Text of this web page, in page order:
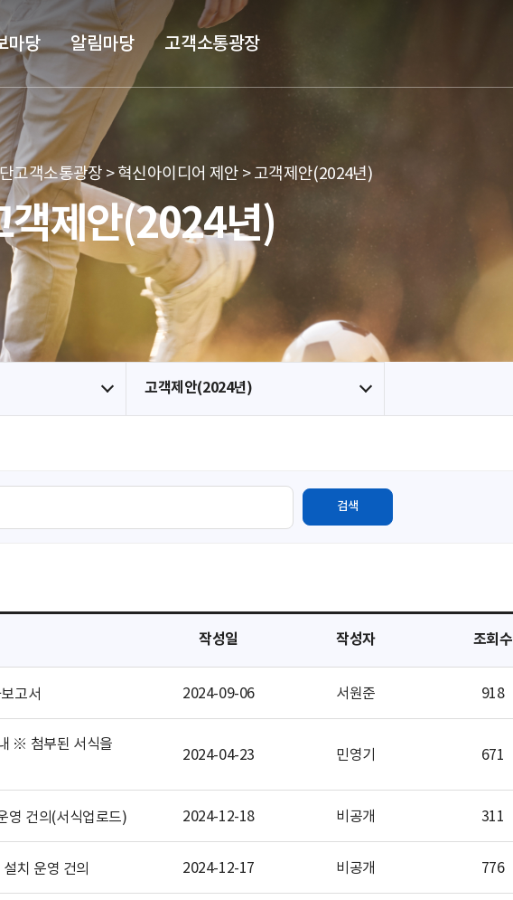
본문 바로가기
메뉴 바로가기
마당 알림마당 고객소통광장
고객소통광장 > 혁신아이디어 제안 > 고객제안(2024년)
객제안(2024년)
고객제안(2024년)
검색
작성일 작성자 조회수
고서 2024-09-06 서원준 918
※ 첨부된 서식을
2024-04-23 민영기 671
영 건의(서식업로드) 2024-12-18 비공개 311
치 운영 건의 2024-12-17 비공개 776